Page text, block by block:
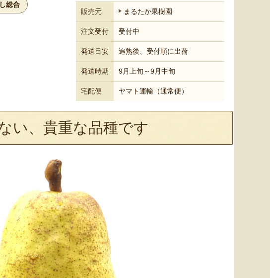
総合
販売元 まるたか果樹園
注文受付 受付中
発送目安 追熟後、受付順に出荷
発送時期 9月上旬～9月中旬
宅配便 ヤマト運輸（通常便）
い、貴重な品種です